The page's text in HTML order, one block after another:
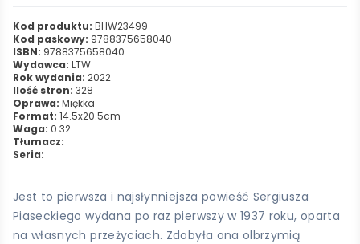
Kod produktu: BHW23499
Kod paskowy: 9788375658040
ISBN: 9788375658040
Wydawca: LTW
Rok wydania: 2022
Ilość stron: 328
Oprawa: Miękka
Format: 14.5x20.5cm
Waga: 0.32
Tłumacz:
Seria:
Jest to pierwsza i najsłynniejsza powieść Sergiusza
Piaseckiego wydana po raz pierwszy w 1937 roku, oparta
na własnych przeżyciach. Zdobyła ona olbrzymią